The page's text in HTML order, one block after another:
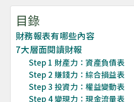
目錄
財務報表有哪些內容
7大層面閱讀財報
Step 1 財產力：資產負債表
Step 2 賺錢力：綜合損益表
Step 3 投資力：權益變動表
Step 4 變現力：現金流量表